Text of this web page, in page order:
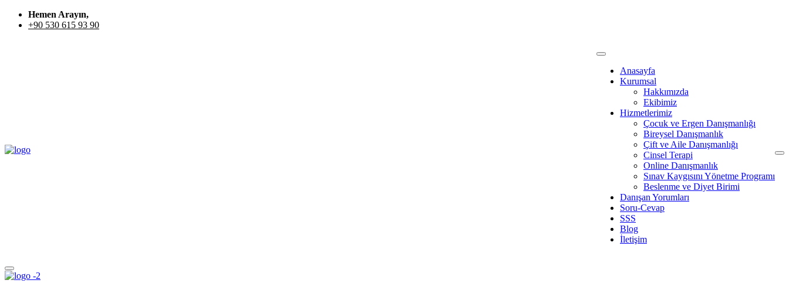
Hemen Arayın,
+90 530 615 93 90
Anasayfa
Kurumsal
Hakkımızda
Ekibimiz
Hizmetlerimiz
Çocuk ve Ergen Danışmanlığı
Bireysel Danışmanlık
Çift ve Aile Danışmanlığı
Cinsel Terapi
Online Danışmanlık
Sınav Kaygısını Yönetme Programı
Beslenme ve Diyet Birimi
Danışan Yorumları
Soru-Cevap
SSS
Blog
İletişim